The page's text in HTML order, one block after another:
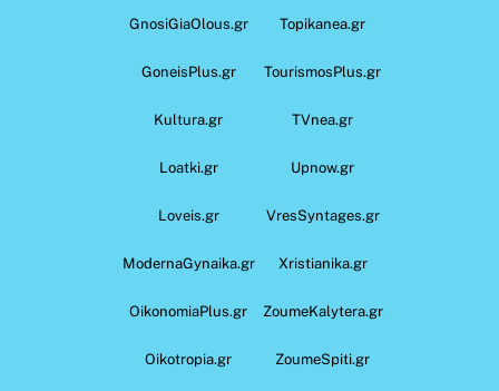
GnosiGiaOlous.gr Topikanea.gr
GoneisPlus.gr TourismosPlus.gr
Kultura.gr TVnea.gr
Loatki.gr Upnow.gr
Loveis.gr VresSyntages.gr
ModernaGynaika.gr Xristianika.gr
OikonomiaPlus.gr ZoumeKalytera.gr
Oikotropia.gr ZoumeSpiti.gr